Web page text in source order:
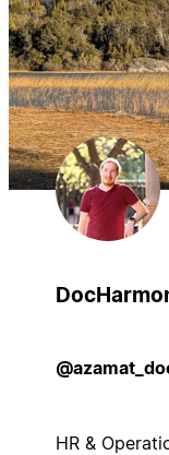
HR &